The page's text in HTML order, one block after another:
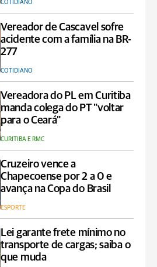
COTIDIANO
Vereador de Cascavel sofre
acidente com a família na BR-
277
COTIDIANO
Vereadora do PL em Curitiba
manda colega do PT "voltar
para o Ceará"
CURITIBA E RMC
Cruzeiro vence a
Chapecoense por 2 a 0 e
avança na Copa do Brasil
ESPORTE
Lei garante frete mínimo no
transporte de cargas; saiba o
que muda